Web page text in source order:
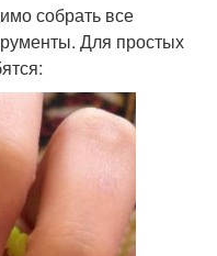
собрать все
Для простых